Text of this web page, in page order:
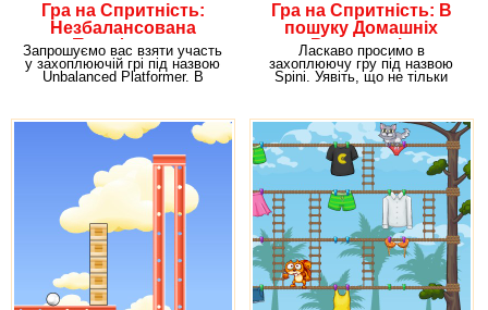
Гра на Спритність:
Незбалансована
Платформа
Запрошуємо вас взяти участь
у захоплюючій грі під назвою
Unbalanced Platformer. В
Гра на Спритність: В
пошуку Домашніх
Вихованців
Ласкаво просимо в
захоплюючу гру під назвою
Spini. Уявіть, що не тільки